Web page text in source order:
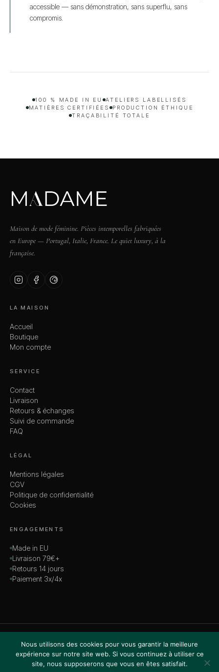
accessible — sans démonstration, sans superflu, sans
compromis.
100 % MADE IN EU ATELIERS LABELLISÉS
MATIÈRES CERTIFIÉES
PRODUCTION ÉTHIQUE
TRAÇABILITÉ TOTALE
Maison de mode féminine. Pièces intemporelles fabriquées
en Europe — Portugal, Italie, France. Le quiet luxury, à la
française.
LA MAISON
Accueil
Boutique
Mon compte
SERVICE
Contact
Livraison
Retours & échanges
Suivi de commande
FAQ
LÉGAL
Mentions légales
CGV
Politique de confidentialité
Cookies
ENGAGEMENTS
Made in EU
Livraison 79€+
Retours 14 jours
Paiement 3x/4x
VISA · MASTERCARD · AMEX · PAYPAL
Nous utilisons des cookies pour vous garantir la meilleure
expérience sur notre site web. Si vous continuez à utiliser ce
site, nous supposerons que vous en êtes satisfait.